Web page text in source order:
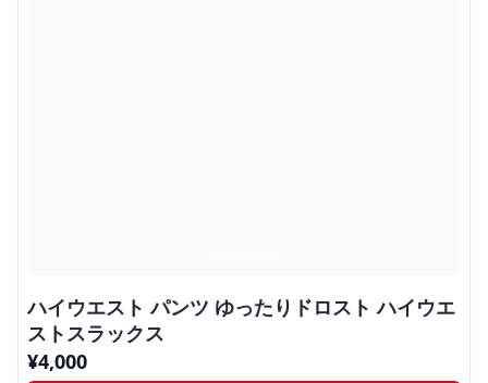
ハイウエスト パンツ ゆったりドロスト ハイウエ
ストスラックス
¥4,000